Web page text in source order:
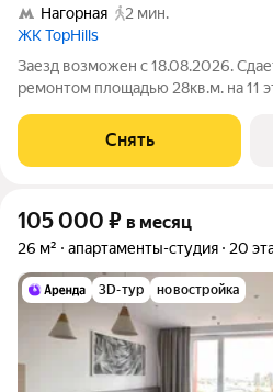
Нагорная
2 мин.
ЖК TopHills
Заезд возможен с 18.08.2026.
ремонтом площадью 28кв.м. на 11
продуманный функционал,
хранения (вместительная
Снять
105 000 ₽ в месяц
26 м² апартаменты-студия 20
3D-тур новостройка